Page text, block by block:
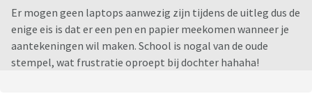
Er mogen geen laptops aanwezig zijn tijdens de uitleg dus de
enige eis is dat er een pen en papier meekomen wanneer je
aantekeningen wil maken. School is nogal van de oude
stempel, wat frustratie oproept bij dochter hahaha!